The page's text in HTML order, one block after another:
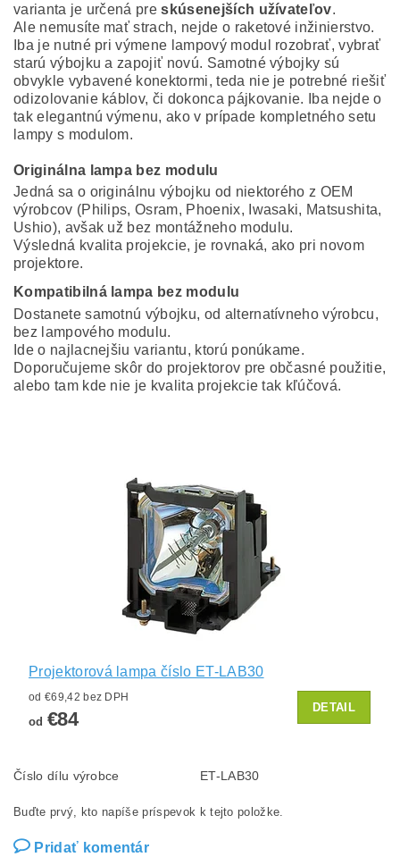
varianta je určená preskúsenejších užívateľov.
Ale nemusíte mať strach, nejde o raketové inžinierstvo.
Iba je nutné pri výmene lampový modul rozobrať, vybrať
starú výbojku a zapojiť novú. Samotné výbojky sú
obvykle vybavené konektormi, teda nie je potrebné riešiť
odizolovanie káblov, či dokonca pájkovanie. Iba nejde o
tak elegantnú výmenu, ako v prípade kompletného setu
lampy s modulom.
Originálna lampa bez modulu
Jedná sa o originálnu výbojku od niektorého z OEM
výrobcov (Philips, Osram, Phoenix, Iwasaki, Matsushita,
Ushio), avšak už bez montážneho modulu.
Výsledná kvalita projekcie, je rovnaká, ako pri novom
projektore.
Kompatibilná lampa bez modulu
Dostanete samotnú výbojku, od alternatívneho výrobcu,
bez lampového modulu.
Ide o najlacnejšiu variantu, ktorú ponúkame.
Doporučujeme skôr do projektorov pre občasné použitie,
alebo tam kde nie je kvalita projekcie tak kľúčová.
Projektorová lampa číslo ET-LAB30
od €69,42 bez DPH
od €84
DETAIL
Číslo dílu výrobce ET-LAB30
Buďte prvý, kto napíše príspevok k tejto položke.
Pridať komentár